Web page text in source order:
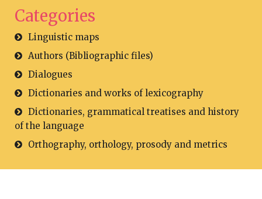
Categories
Linguistic maps
Authors (Bibliographic files)
Dialogues
Dictionaries and works of lexicography
Dictionaries, grammatical treatises and history
of the language
Orthography, orthology, prosody and metrics